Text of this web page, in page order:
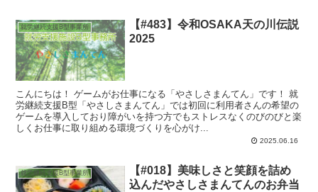
就労継続支援B型事業所
【#483】令和OSAKA天の川伝説
2025
こんにちは！ ゲームがお仕事になる「やさしさまんてん」です！ 就
労継続支援B型「やさしさまんてん」では初回に利用者さんの希望の
ゲームを導入しており障がいを持つ方でもストレスなくのびのびと楽
しくお仕事に取り組める環境づくりを心がけ...
2025.06.16
就労継続支援B型事業所
【#018】美味しさと笑顔を詰め
込んだやさしさまんてんのお弁当